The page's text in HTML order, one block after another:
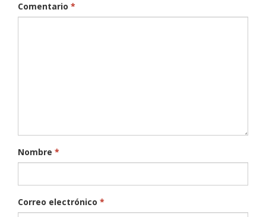
Comentario *
Nombre *
Correo electrónico *